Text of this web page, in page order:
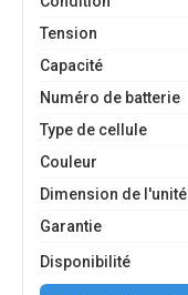
Tension
Capacité
Numéro de batterie
Type de cellule
Couleur
Dimension de l'unité
Garantie
Disponibilité